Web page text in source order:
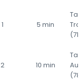
1 5 min
2 10 min